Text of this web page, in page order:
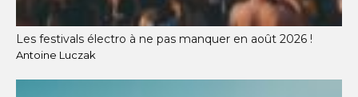
Les festivals électro à ne pas manquer en août 2026 !
Antoine Luczak